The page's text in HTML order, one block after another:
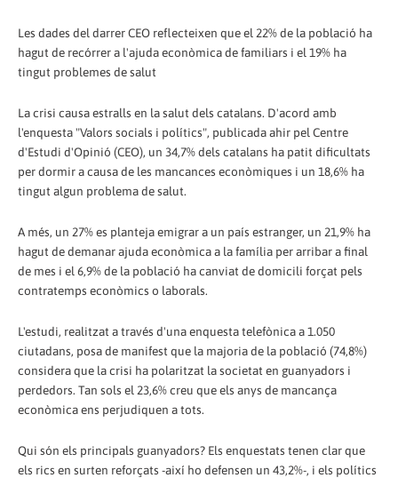
Les dades del darrer CEO reflecteixen que el 22% de la població ha
hagut de recórrer a l'ajuda econòmica de familiars i el 19% ha
tingut problemes de salut
La crisi causa estralls en la salut dels catalans. D'acord amb
l'enquesta "Valors socials i polítics", publicada ahir pel Centre
d'Estudi d'Opinió (CEO), un 34,7% dels catalans ha patit dificultats
per dormir a causa de les mancances econòmiques i un 18,6% ha
tingut algun problema de salut.
A més, un 27% es planteja emigrar a un país estranger, un 21,9% ha
hagut de demanar ajuda econòmica a la família per arribar a final
de mes i el 6,9% de la població ha canviat de domicili forçat pels
contratemps econòmics o laborals.
L'estudi, realitzat a través d'una enquesta telefònica a 1.050
ciutadans, posa de manifest que la majoria de la població (74,8%)
considera que la crisi ha polaritzat la societat en guanyadors i
perdedors. Tan sols el 23,6% creu que els anys de mancança
econòmica ens perjudiquen a tots.
Qui són els principals guanyadors? Els enquestats tenen clar que
els rics en surten reforçats -així ho defensen un 43,2%-, i els polítics